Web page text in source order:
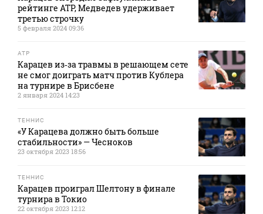
рейтинге ATP, Медведев удерживает
третью строчку
5 февраля 2024 09:36
ATP
Карацев из‑за травмы в решающем сете
не смог доиграть матч против Кублера
на турнире в Брисбене
2 января 2024 14:23
ТЕННИС
«У Карацева должно быть больше
стабильности» — Чесноков
23 октября 2023 18:56
ТЕННИС
Карацев проиграл Шелтону в финале
турнира в Токио
22 октября 2023 12:12